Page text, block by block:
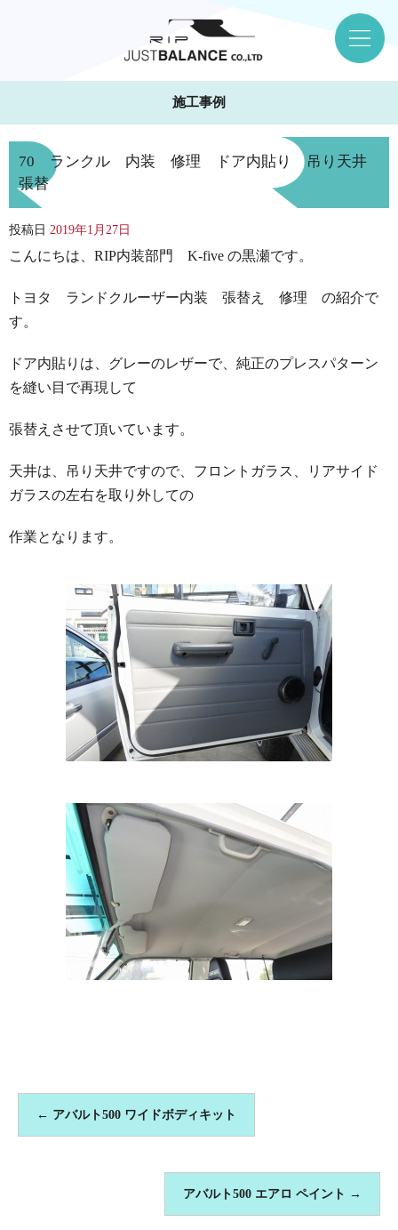
施工事例
70 ランクル 内装 修理 ドア内貼り 吊り天井
張替
投稿日 2019年1月27日
こんにちは、RIP内装部門 K-five の黒瀬です。
トヨタ ランドクルーザー内装 張替え 修理 の紹介で
す。
ドア内貼りは、グレーのレザーで、純正のプレスパターン
を縫い目で再現して
張替えさせて頂いています。
天井は、吊り天井ですので、フロントガラス、リアサイド
ガラスの左右を取り外しての
作業となります。
← アバルト500 ワイドボディキット
アバルト500 エアロ ペイント →